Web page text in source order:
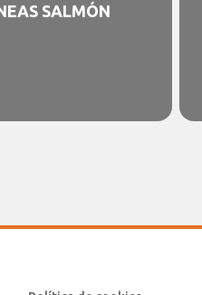
SALMÓN